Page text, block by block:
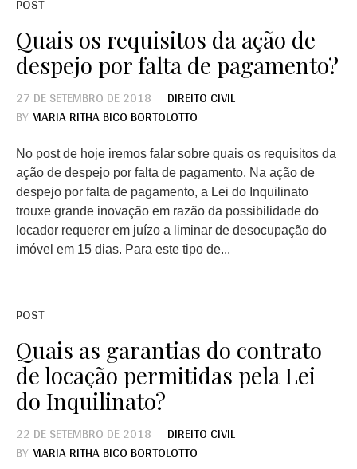
Quais os requisitos da ação de
despejo por falta de pagamento?
27 DE SETEMBRO DE 2018
DIREITO CIVIL
BYMARIA RITHA BICO BORTOLOTTO
No post de hoje iremos falar sobre quais os requisitos da
ação de despejo por falta de pagamento. Na ação de
despejo por falta de pagamento, a Lei do Inquilinato
trouxe grande inovação em razão da possibilidade do
locador requerer em juízo a liminar de desocupação do
imóvel em 15 dias. Para este tipo de...
POST
Quais as garantias do contrato
de locação permitidas pela Lei
do Inquilinato?
22 DE SETEMBRO DE 2018
DIREITO CIVIL
BYMARIA RITHA BICO BORTOLOTTO